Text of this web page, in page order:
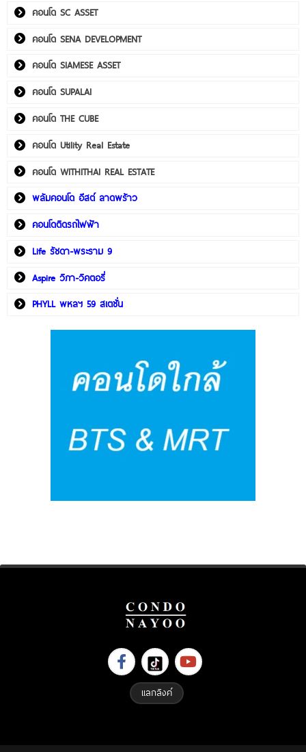
คอนโด SC ASSET
คอนโด SENA DEVELOPMENT
คอนโด SIAMESE ASSET
คอนโด SUPALAI
คอนโด THE CUBE
คอนโด Utility Real Estate
คอนโด WITHITHAI REAL ESTATE
พลัมคอนโด อีสต์ ลาดพร้าว
คอนโดติดรถไฟฟ้า
Life รัชดา-พระราม 9
Aspire วิภา-วิคตอรี่
PHYLL พหลฯ 59 สเตชั่น
แลกลิงค์